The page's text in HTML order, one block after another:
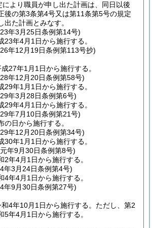
により職員が申し出た計画は、同日以後
後の第3条第4号又は第11条第5号の規定
出た計画とみなす。
年3月25日条例第14号)
23年4月1日から施行する。
年12月19日条例第113号抄)
27年1月1日から施行する。
年12月20日条例第58号)
29年1月1日から施行する。
年3月28日条例第6号)
29年4月1日から施行する。
年7月10日条例第21号)
の日から施行する。
年12月20日条例第34号)
30年1月1日から施行する。
年9月30日条例第8号)
2年4月1日から施行する。
年3月24日条例第4号)
4年4月1日から施行する。
年9月30日条例第27号)
4年10月1日から施行する。 ただし、第2
5年4月1日から施行する。